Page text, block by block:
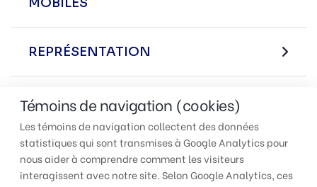
Témoins de navigation (cookies)
Les témoins de navigation collectent des données
statistiques qui sont transmises à Google Analytics pour
nous aider à comprendre comment les visiteurs
interagissent avec notre site. Selon Google Analytics, ces
REPRÉSENTATION
CONGÉDIEMENT